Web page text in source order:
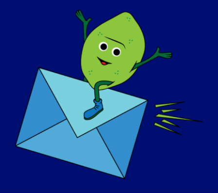
Tournament
Southers Marsh30 Southers Marsh
Lane, Plymouth, MA, United States
금
22